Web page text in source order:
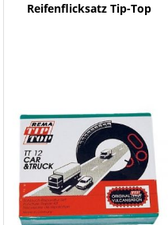
Reifenflicksatz Tip-Top